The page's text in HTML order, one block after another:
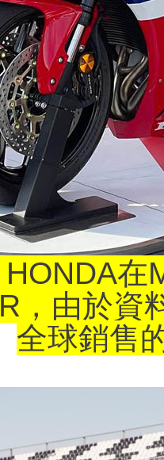
在
，由於資
全球銷售